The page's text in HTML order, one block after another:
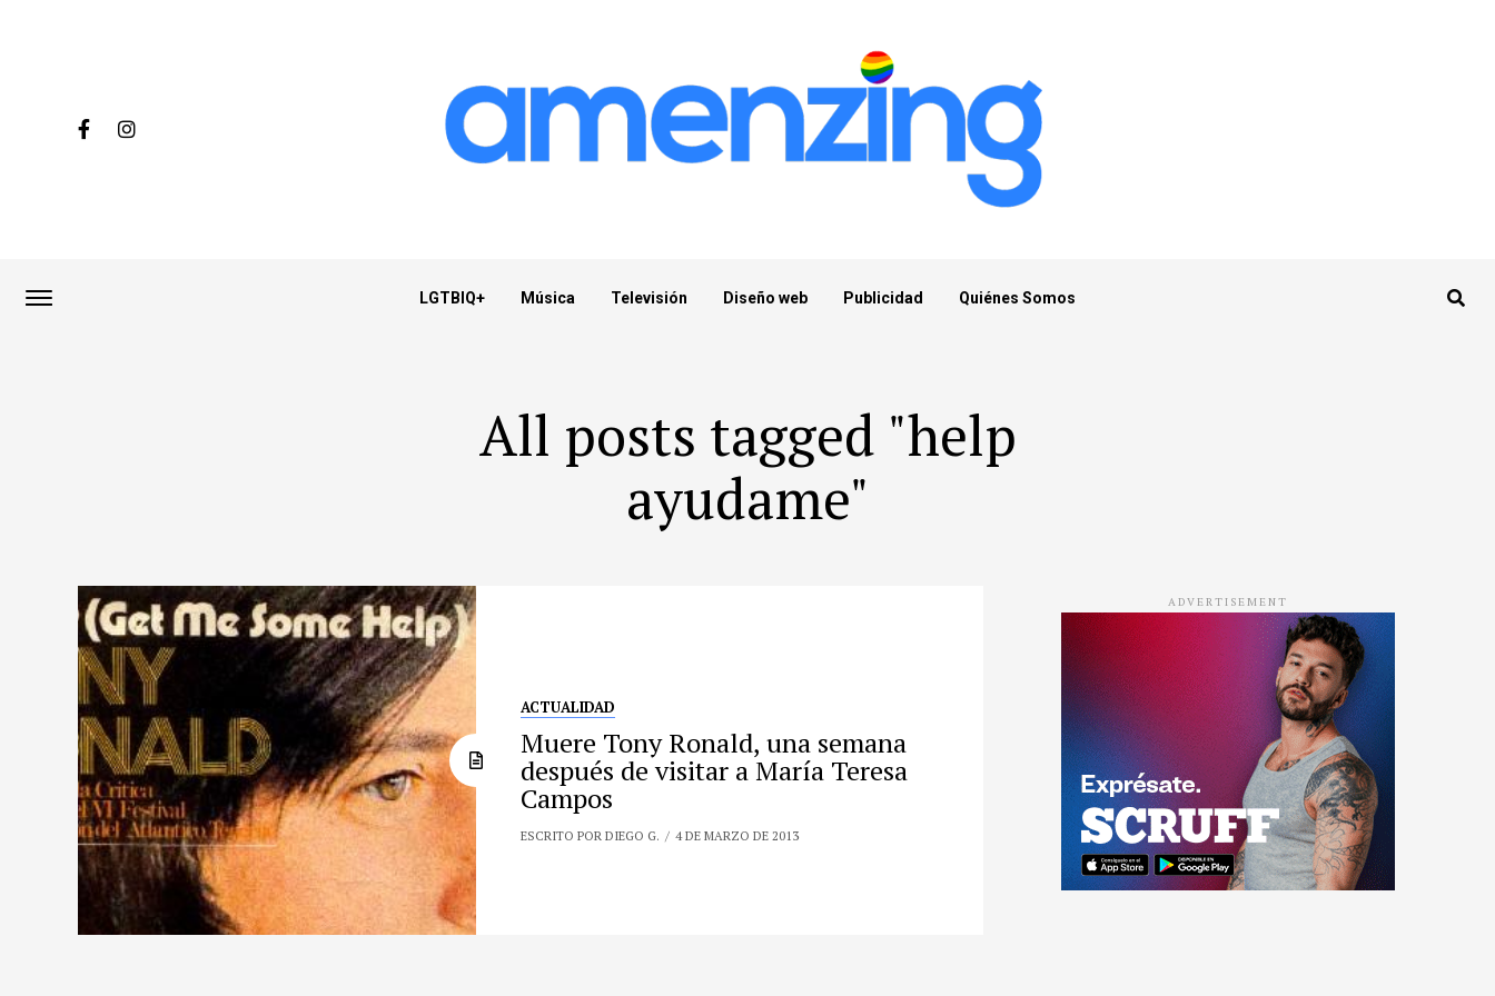
LGTBIQ+ Música Televisión Diseño web Publicidad Quiénes Somos
All posts tagged "help
ayudame"
ACTUALIDAD
Muere Tony Ronald, una semana
después de visitar a María Teresa
Campos
ESCRITO POR DIEGO G. 4 DE MARZO DE 2013
ADVERTISEMENT